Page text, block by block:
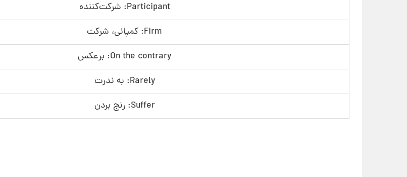
Participant: شرکت‌کننده
Firm: کمپانی، شرکت
On the contrary: برعکس
Rarely: به ندرت
Suffer: رنج بردن